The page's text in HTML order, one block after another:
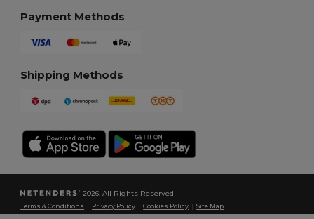
Payment Methods
Shipping Methods
2026. All Rights Reserved
Terms & Conditions Privacy Policy |Cookies Policy |Site Map